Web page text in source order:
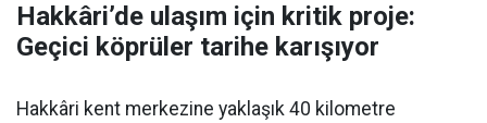
Hakkâri’de ulaşım için kritik proje:
Geçici köprüler tarihe karışıyor
Hakkâri kent merkezine yaklaşık 40 kilometre